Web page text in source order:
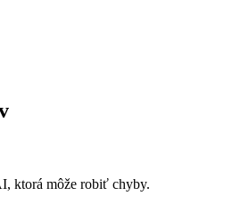
ktorá môže robiť chyby.